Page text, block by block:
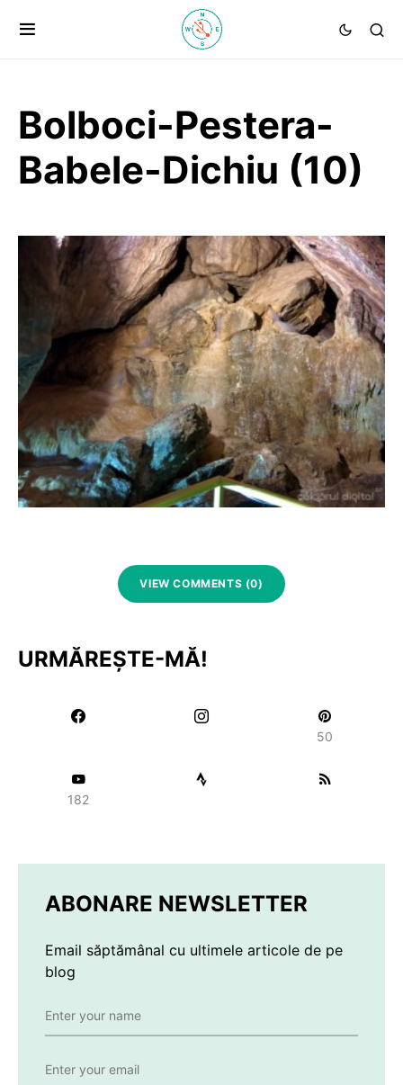
Bolboci-Pestera-
Babele-Dichiu (10)
VIEW COMMENTS (0)
URMĂREȘTE-MĂ!
50
182
ABONARE NEWSLETTER
Email săptămânal cu ultimele articole de pe
blog